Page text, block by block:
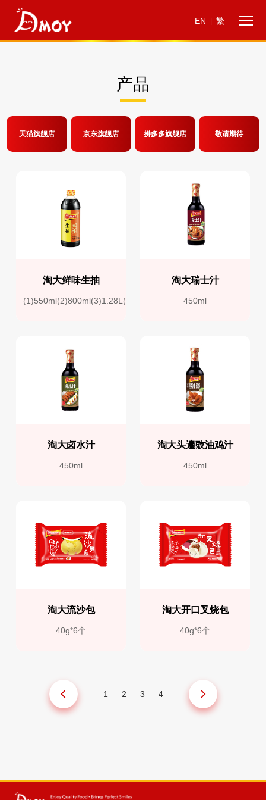
EN 繁
产品
天猫旗舰店 京东旗舰店 拼多多旗舰店 敬请期待
淘大鲜味生抽
(1)550ml(2)800ml(3)1.28L(4)1.9L
淘大瑞士汁
450ml
淘大卤水汁
450ml
淘大头遍豉油鸡汁
450ml
淘大流沙包
40g*6个
淘大开口叉烧包
40g*6个
1 2 3 4